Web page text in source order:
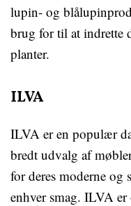
lupin- og
brug for til at indrette
planter.
ILVA
ILVA er en populær
bredt udvalg af
for deres moderne og
enhver smag. ILVA